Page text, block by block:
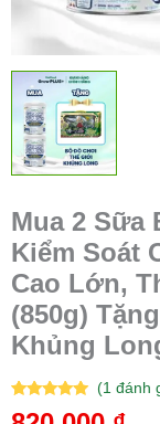
Mua 2 Sữa
Kiểm Soát
Cao Lớn,
(850g)
Khủng
5.00 trên 5
1
(1đánh